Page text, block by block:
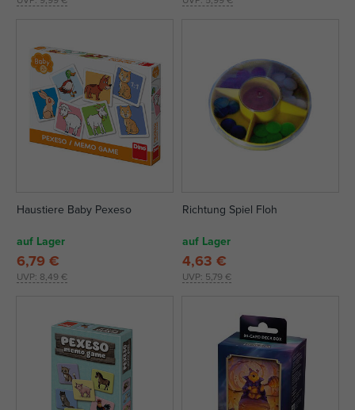
Haustiere Baby Pexeso
auf Lager
UVP: 8,49 €
6,79 €
Richtung Spiel Floh
auf Lager
UVP: 5,79 €
4,63 €